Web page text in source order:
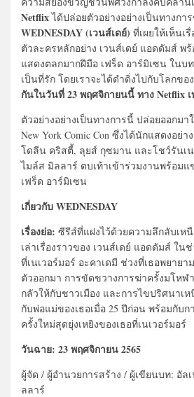
Netflixได้ปล่อยตัวอย่างอย่างเป็นทางกา
WEDNESDAY (เวนส์เดย์) ที่เผยให้เห็นเ
ตัวละครหลักอย่าง เวนส์เดย์ แอดดัมส์ พ
แสดงตลกมากฝีมือ เฟร็ด อาร์มิเซน ในบท
เป็นที่รัก โดยเราจะได้ดำดิ่งไปกับโลกขอ
กันในวันที่ 23 พฤศจิกายนนี้ ทาง Netflix
ตัวอย่างอย่างเป็นทางการนี้ ปล่อยออกม
New York Comic Con ซึ่งได้นักแสดงอย่า
โดลีน คริสตี้, ลุยส์ กุซมาน และโชว์รันเ
ไมล์ส มิลลาร์ ตบเท้าเข้าร่วมงานพร้อม
เฟร็ด อาร์มิเซน
เกี่ยวกับ WEDNESDAY
เรื่องย่อ: ซีรีส์ที่แฝงไว้ด้วยความลึกลับเห
เล่าเรื่องราวของ เวนส์เดย์ แอดดัมส์ ใน
ที่เนเวอร์มอร์ อะคาเดมี ช่วงที่เธอพยายา
ตัวออกมา การขัดขวางการฆ่าครั้งมโหฬ
กลัวให้กับชาวเมือง และการไขปริศนาเ
กับพ่อแม่ของเธอเมื่อ 25 ปีก่อน พร้อมกับ
ครั้งใหม่สุดยุ่งเหยิงของเธอที่เนเวอร์มอร์
วันฉาย: 23 พฤศจิกายน 2565
ผู้จัด / ผู้อำนวยการสร้าง / ผู้เขียนบท: อัล
ลลาร์